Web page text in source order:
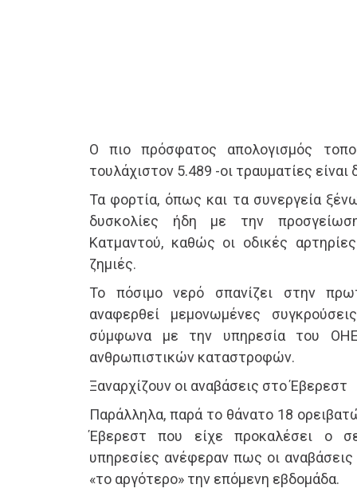
Ο πιο πρόσφατος απολογισμός
τουλάχιστον 5.489 -οι τραυματίες είναι
Τα φορτία, όπως και τα συνεργεία
δυσκολίες ήδη με την
Κατμαντού, καθώς οι οδικές
ζημιές.
Το πόσιμο νερό σπανίζει στην
αναφερθεί μεμονωμένες
σύμφωνα με την υπηρεσία του ΟΗΕ
ανθρωπιστικών καταστροφών.
Ξαναρχίζουν οι αναβάσεις στο Έβερεστ
Παράλληλα, παρά το θάνατο 18
Έβερεστ που είχε προκαλέσει ο
υπηρεσίες ανέφεραν πως οι
«το αργότερο» την επόμενη εβδομάδα.